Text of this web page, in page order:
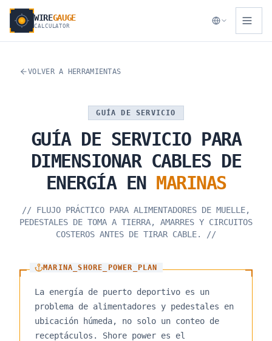
WIREGAUGE
CALCULATOR
VOLVER A HERRAMIENTAS
GUÍA DE SERVICIO
GUÍA DE SERVICIO PARA
DIMENSIONAR CABLES DE
ENERGÍA EN MARINAS
// FLUJO PRÁCTICO PARA ALIMENTADORES DE MUELLE,
PEDESTALES DE TOMA A TIERRA, AMARRES Y CIRCUITOS
COSTEROS ANTES DE TIRAR CABLE.
//
MARINA_SHORE_POWER_PLAN
La energía de puerto deportivo es un
problema de alimentadores y pedestales en
ubicación húmeda, no solo un conteo de
receptáculos. Shore power es el